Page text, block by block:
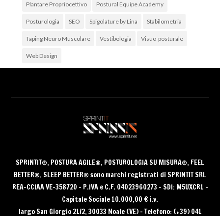
Plantare Propriocettivo Postural Equipe Academy
Posturologia SEO Spigolature by Lina Stabilometria
Taping Neuro Muscolare Vestibologia Visuo-posturale
Web Design
Archivi
SPRINTIT®, POSTURA AGILE®, POSTUROLOGIA SU MISURA®, FEEL
BETTER®, SLEEP BETTER® sono marchi registrati di SPRINTIT SRL
REA-CCIAA VE-358720 – P.IVA e C.F. 04023960273 – SDI: M5UXCR1 –
Capitale Sociale 10.000,00 € i.v.
largo San Giorgio 21/2, 30033 Noale (VE) – Telefono: (+39) 041